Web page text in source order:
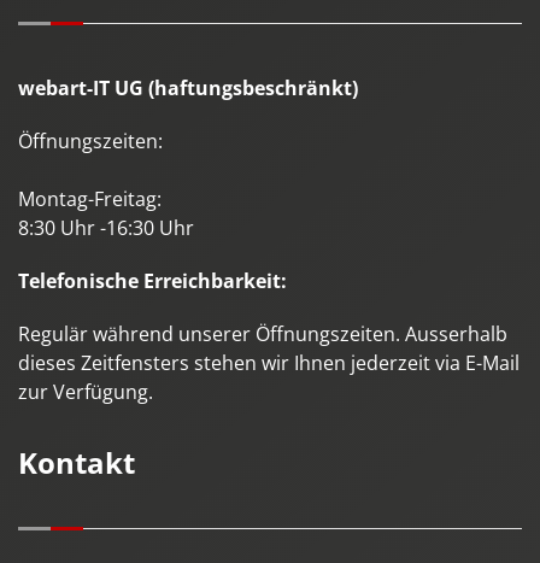
webart-IT UG (haftungsbeschränkt)
Öffnungszeiten:
Montag-Freitag:
8:30 Uhr -16:30 Uhr
Telefonische Erreichbarkeit:
Regulär während unserer Öffnungszeiten. Ausserhalb
dieses Zeitfensters stehen wir Ihnen jederzeit via E-Mail
zur Verfügung.
Kontakt